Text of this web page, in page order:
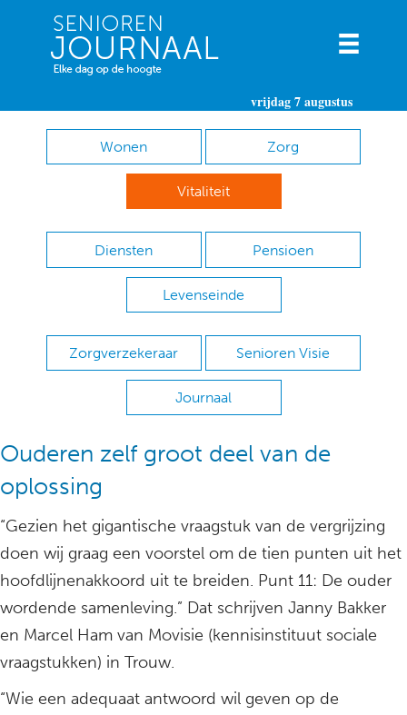
vrijdag 7 augustus
Wonen Zorg
Vitaliteit
Diensten Pensioen
Levenseinde
Zorgverzekeraar Senioren Visie
Journaal
Ouderen zelf groot deel van de
oplossing
“Gezien het gigantische vraagstuk van de vergrijzing
doen wij graag een voorstel om de tien punten uit het
hoofdlijnenakkoord uit te breiden. Punt 11: De ouder
wordende samenleving.” Dat schrijven Janny Bakker
en Marcel Ham van Movisie (kennisinstituut sociale
vraagstukken) in Trouw.
“Wie een adequaat antwoord wil geven op de